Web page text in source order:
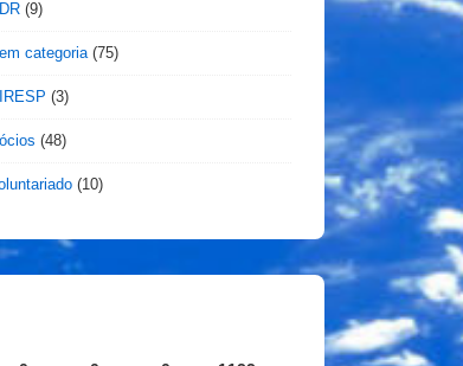
(9)
categoria(75)
(3)
(48)
(10)